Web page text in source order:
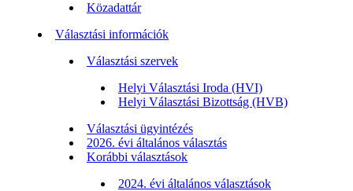
Közadattár
Választási információk
Választási szervek
Helyi Választási Iroda (HVI)
Helyi Választási Bizottság (HVB)
Választási ügyintézés
2026. évi általános választás
Korábbi választások
2024. évi általános választások